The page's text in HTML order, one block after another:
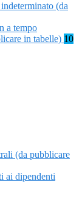
(da
a tempo
in tabelle) 10
(da pubblicare
ai dipendenti